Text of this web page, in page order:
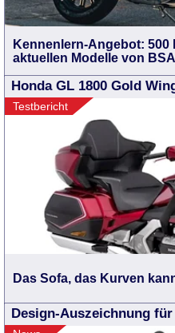
Kennenlern-Angebot: 500
aktuellen Modelle von BSA
Honda GL 1800 Gold
Testbericht
Das Sofa, das Kurven
Design-Auszeichnung für